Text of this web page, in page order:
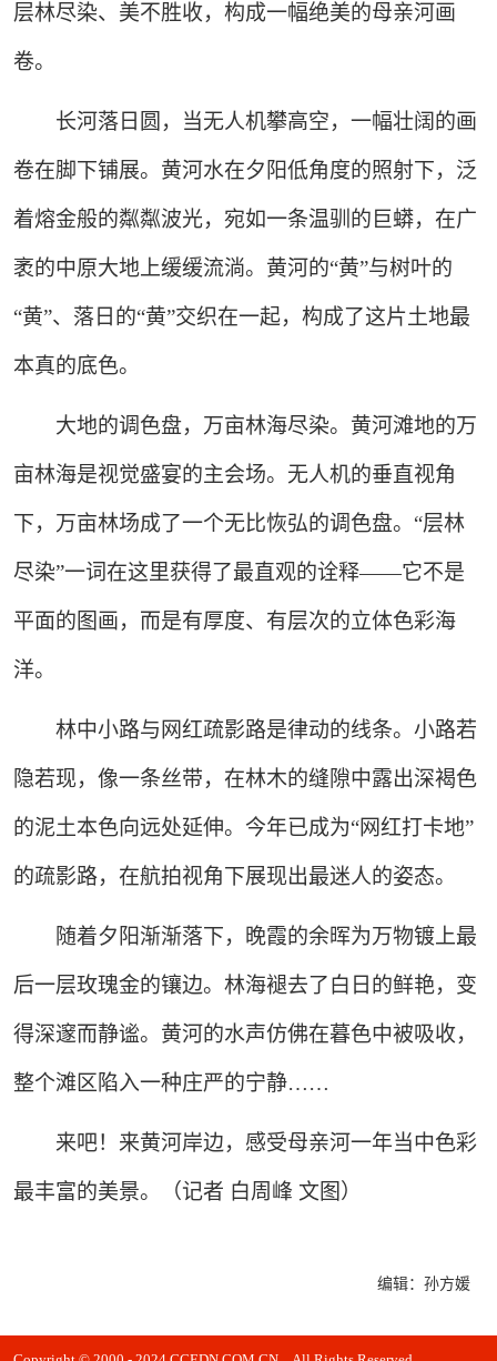
层林尽染、美不胜收，构成一幅绝美的母亲河画
卷。
长河落日圆，当无人机攀高空，一幅壮阔的画
卷在脚下铺展。黄河水在夕阳低角度的照射下，泛
着熔金般的粼粼波光，宛如一条温驯的巨蟒，在广
袤的中原大地上缓缓流淌。黄河的“黄”与树叶的
“黄”、落日的“黄”交织在一起，构成了这片土地最
本真的底色。
大地的调色盘，万亩林海尽染。黄河滩地的万
亩林海是视觉盛宴的主会场。无人机的垂直视角
下，万亩林场成了一个无比恢弘的调色盘。“层林
尽染”一词在这里获得了最直观的诠释——它不是
平面的图画，而是有厚度、有层次的立体色彩海
洋。
林中小路与网红疏影路是律动的线条。小路若
隐若现，像一条丝带，在林木的缝隙中露出深褐色
的泥土本色向远处延伸。今年已成为“网红打卡地”
的疏影路，在航拍视角下展现出最迷人的姿态。
随着夕阳渐渐落下，晚霞的余晖为万物镀上最
后一层玫瑰金的镶边。林海褪去了白日的鲜艳，变
得深邃而静谧。黄河的水声仿佛在暮色中被吸收，
整个滩区陷入一种庄严的宁静……
来吧！来黄河岸边，感受母亲河一年当中色彩
最丰富的美景。（记者 白周峰 文图）
编辑：孙方媛